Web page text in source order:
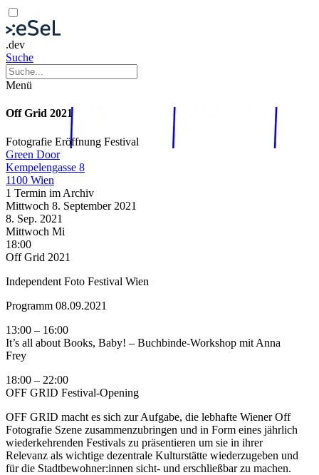
.dev
Suche
Menü
Off Grid 2021
Fotografie Eröffnung Festival
Green Door
Kempelengasse 8
1100 Wien
1 Termin im Archiv
Mittwoch 8. September 2021
8. Sep. 2021
Mittwoch Mi
18:00
Off Grid 2021
Independent Foto Festival Wien
Programm 08.09.2021
13:00 – 16:00
It’s all about Books, Baby! – Buchbinde-Workshop mit Anna
Frey
18:00 – 22:00
OFF GRID Festival-Opening
OFF GRID macht es sich zur Aufgabe, die lebhafte Wiener Off
Fotografie Szene zusammenzubringen und in Form eines jährlich
wiederkehrenden Festivals zu präsentieren um sie in ihrer
Relevanz als wichtige dezentrale Kulturstätte wiederzugeben und
für die Stadtbewohner:innen sicht- und erschließbar zu machen.